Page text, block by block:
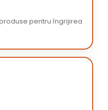
pentru îngrijirea